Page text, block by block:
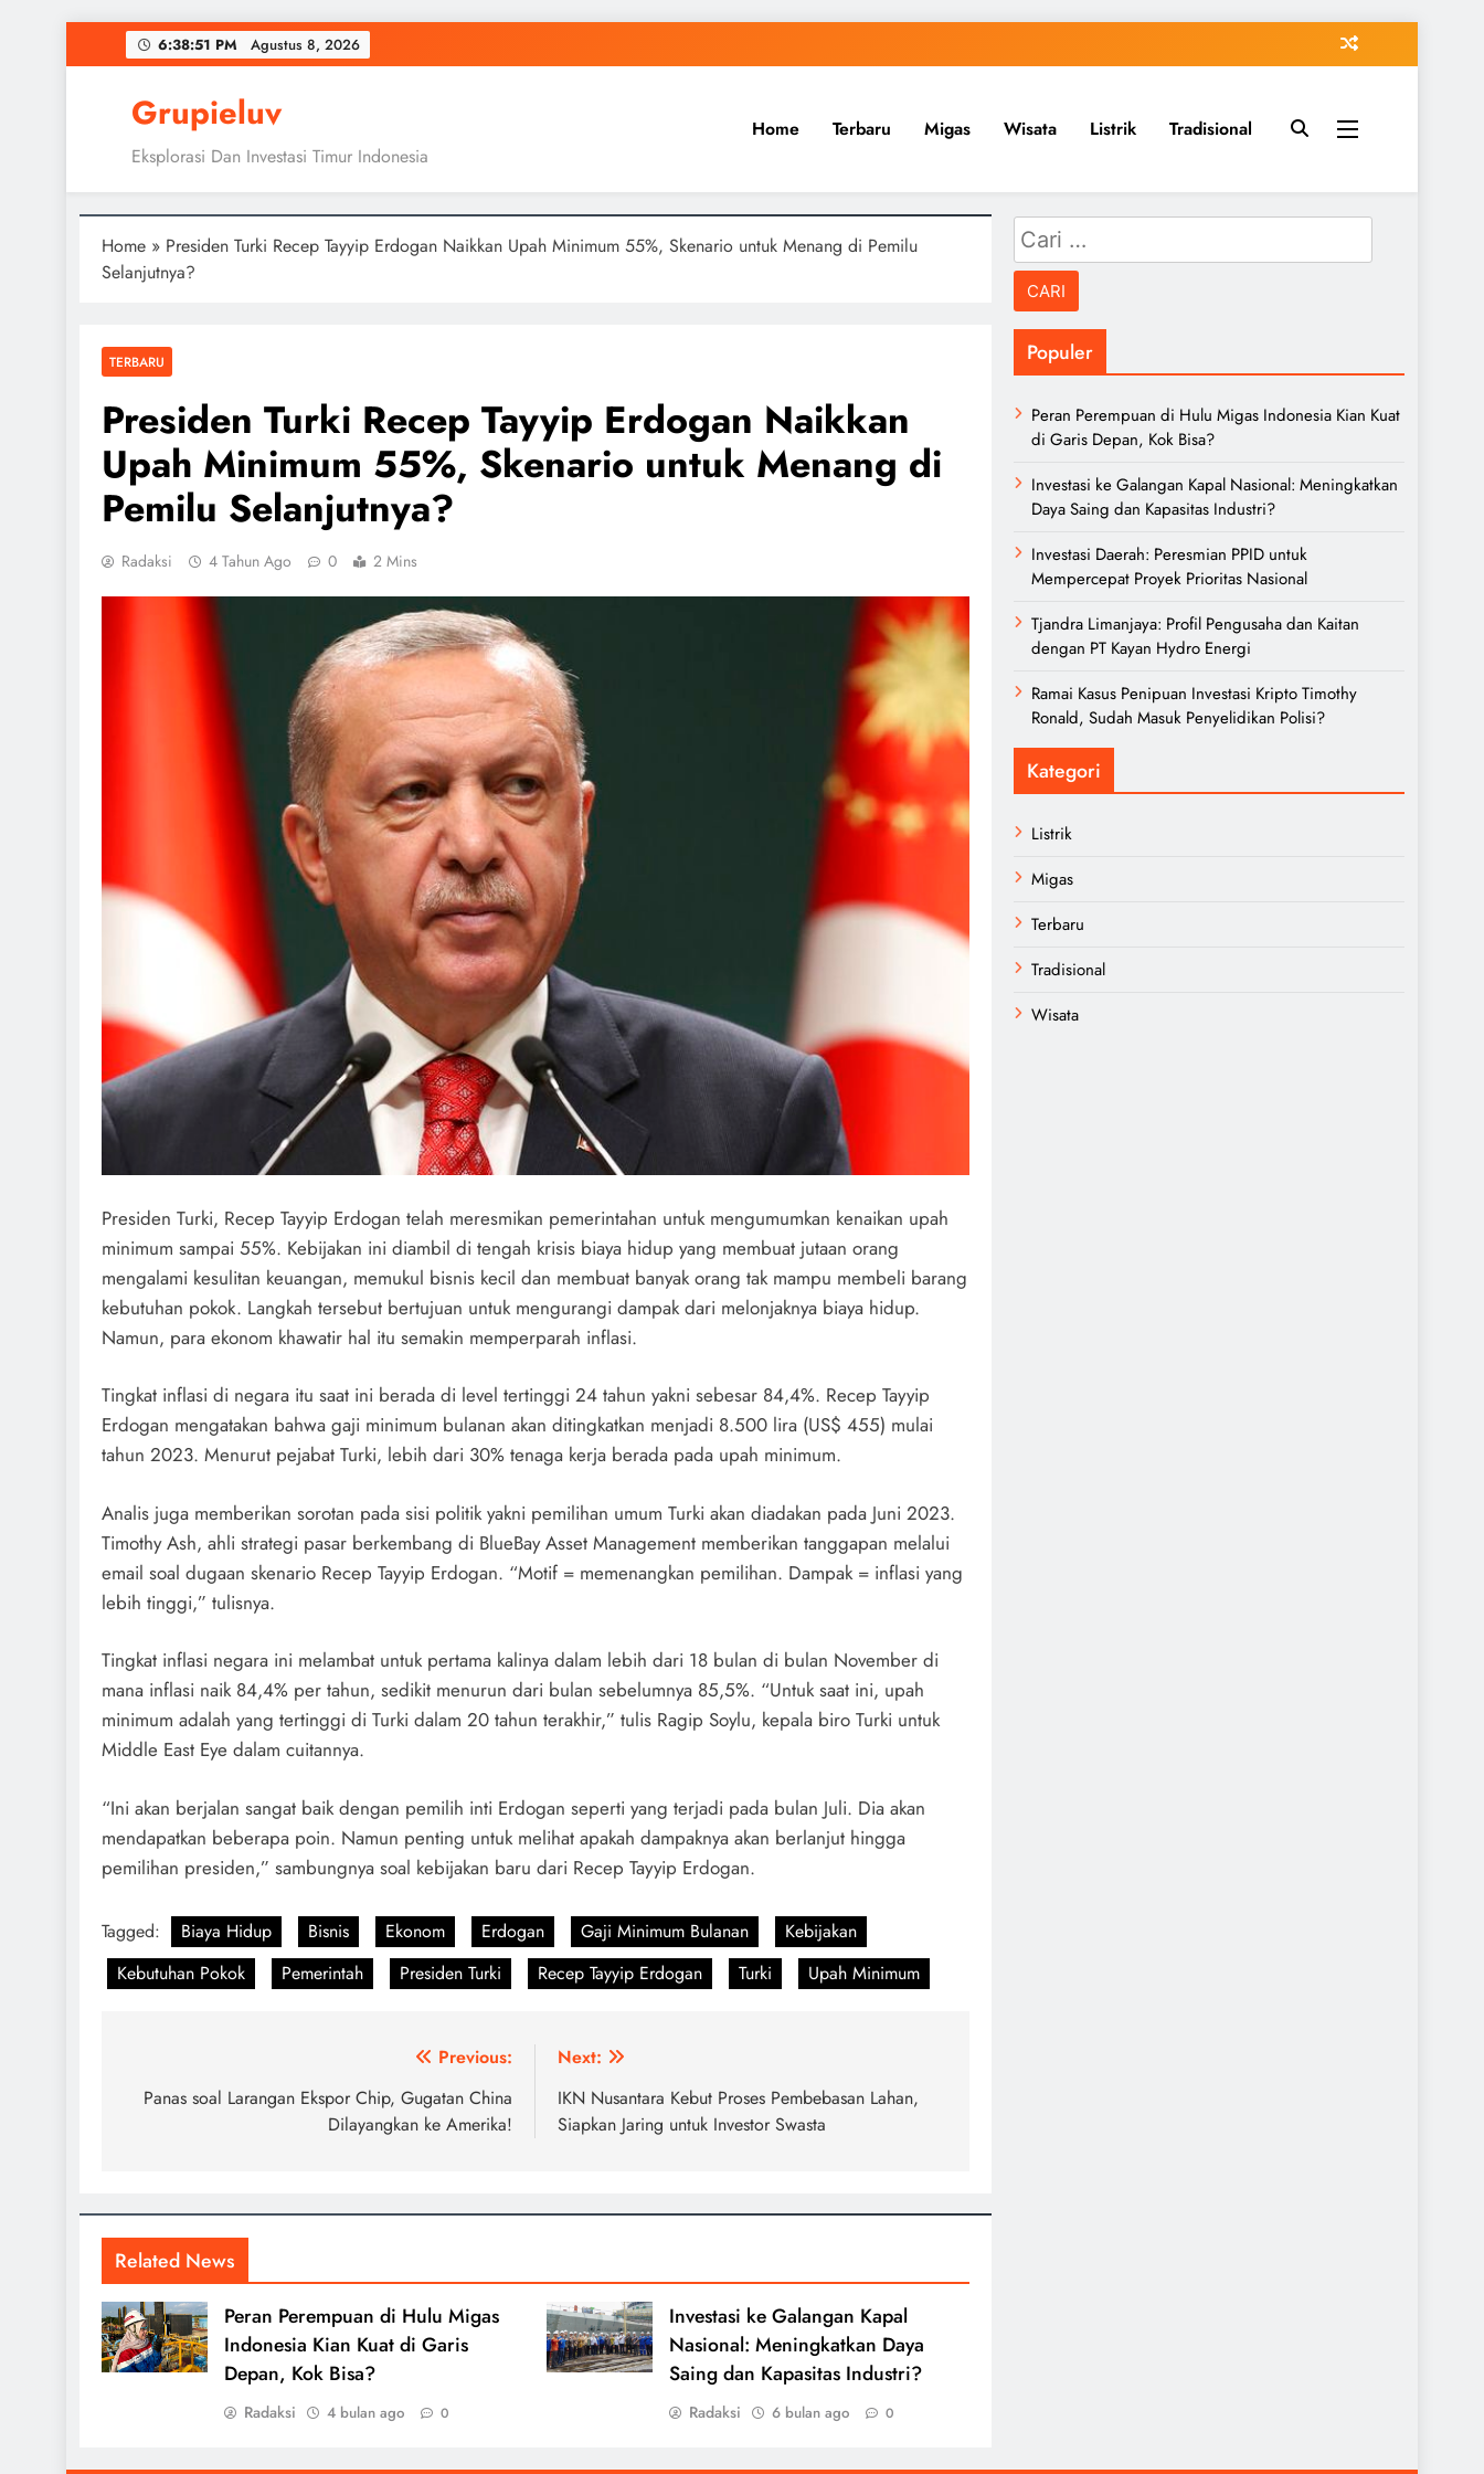
to
6:38:51 PM Agustus 8, 2026
Grupieluv
Eksplorasi Dan Investasi Timur Indonesia
Home Terbaru Migas Wisata Listrik Tradisional
Home » Presiden Turki Recep Tayyip Erdogan Naikkan Upah Minimum 55%, Skenario untuk Menang di Pemilu
Selanjutnya?
TERBARU
Presiden Turki Recep Tayyip Erdogan Naikkan
Upah Minimum 55%, Skenario untuk Menang di
Pemilu Selanjutnya?
Radaksi 4 Tahun Ago 0 2 Mins
Presiden Turki, Recep Tayyip Erdogan telah meresmikan pemerintahan untuk mengumumkan kenaikan upah
minimum sampai 55%. Kebijakan ini diambil di tengah krisis biaya hidup yang membuat jutaan orang
mengalami kesulitan keuangan, memukul bisnis kecil dan membuat banyak orang tak mampu membeli barang
kebutuhan pokok. Langkah tersebut bertujuan untuk mengurangi dampak dari melonjaknya biaya hidup.
Namun, para ekonom khawatir hal itu semakin memperparah inflasi.
Tingkat inflasi di negara itu saat ini berada di level tertinggi 24 tahun yakni sebesar 84,4%. Recep Tayyip
Erdogan mengatakan bahwa gaji minimum bulanan akan ditingkatkan menjadi 8.500 lira (US$ 455) mulai
tahun 2023. Menurut pejabat Turki, lebih dari 30% tenaga kerja berada pada upah minimum.
Analis juga memberikan sorotan pada sisi politik yakni pemilihan umum Turki akan diadakan pada Juni 2023.
Timothy Ash, ahli strategi pasar berkembang di BlueBay Asset Management memberikan tanggapan melalui
email soal dugaan skenario Recep Tayyip Erdogan. “Motif = memenangkan pemilihan. Dampak = inflasi yang
lebih tinggi,” tulisnya.
Tingkat inflasi negara ini melambat untuk pertama kalinya dalam lebih dari 18 bulan di bulan November di
mana inflasi naik 84,4% per tahun, sedikit menurun dari bulan sebelumnya 85,5%. “Untuk saat ini, upah
minimum adalah yang tertinggi di Turki dalam 20 tahun terakhir,” tulis Ragip Soylu, kepala biro Turki untuk
Middle East Eye dalam cuitannya.
“Ini akan berjalan sangat baik dengan pemilih inti Erdogan seperti yang terjadi pada bulan Juli. Dia akan
mendapatkan beberapa poin. Namun penting untuk melihat apakah dampaknya akan berlanjut hingga
pemilihan presiden,” sambungnya soal kebijakan baru dari Recep Tayyip Erdogan.
Tagged: Biaya Hidup Bisnis Ekonom Erdogan Gaji Minimum Bulanan
Kebijakan
Kebutuhan Pokok
Pemerintah Presiden Turki Recep Tayyip Erdogan Turki Upah Minimum
pos
Previous:
Panas soal Larangan Ekspor Chip, Gugatan China
Dilayangkan ke Amerika!
Next:
IKN Nusantara Kebut Proses Pembebasan Lahan,
Siapkan Jaring untuk Investor Swasta
Related News
Peran Perempuan di Hulu Migas
Indonesia Kian Kuat di Garis
Depan, Kok Bisa?
Radaksi 4 bulan ago 0
Investasi ke Galangan Kapal
Nasional: Meningkatkan Daya
Saing dan Kapasitas Industri?
Radaksi 6 bulan ago 0
Cari
untuk:
Populer
Peran Perempuan di Hulu Migas Indonesia Kian Kuat
di Garis Depan, Kok Bisa?
Investasi ke Galangan Kapal Nasional: Meningkatkan
Daya Saing dan Kapasitas Industri?
Investasi Daerah: Peresmian PPID untuk
Mempercepat Proyek Prioritas Nasional
Tjandra Limanjaya: Profil Pengusaha dan Kaitan
dengan PT Kayan Hydro Energi
Ramai Kasus Penipuan Investasi Kripto Timothy
Ronald, Sudah Masuk Penyelidikan Polisi?
Kategori
Listrik
Migas
Terbaru
Tradisional
Wisata